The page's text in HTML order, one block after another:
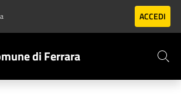
ACCEDI
di Ferrara